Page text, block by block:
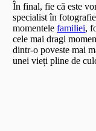
În final, fie că este
specialist în
momentelefamiliei,
cele mai dragi
dintr-o poveste mai
unei vieți pline de